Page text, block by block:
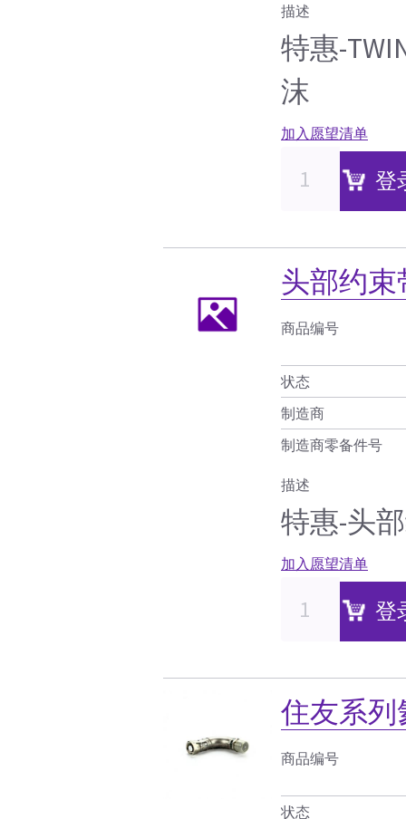
描述
特惠-
沫
加入愿望清单
登
头部约束
商品编号
状态
制造商
制造商零备件号
描述
特惠-头
加入愿望清单
登
住友系
商品编号
状态